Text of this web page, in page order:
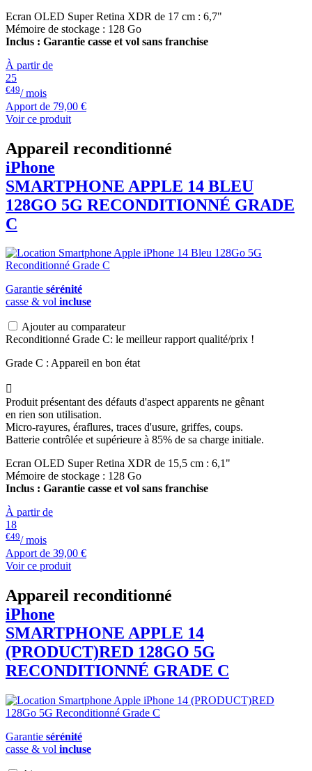
Ecran OLED Super Retina XDR de 17 cm : 6,7"
Mémoire de stockage : 128 Go
Inclus : Garantie casse et vol sans franchise
À partir de
25
€49/ mois
Apport de 79,00 €
Voir ce produit
Appareil reconditionné
iPhone
SMARTPHONE APPLE 14 BLEU
128GO 5G RECONDITIONNÉ GRADE
C
Garantie sérénité
casse & vol incluse
Ajouter au comparateur
Reconditionné Grade C: le meilleur rapport qualité/prix !
Grade C : Appareil en bon état

Produit présentant des défauts d'aspect apparents ne gênant
en rien son utilisation.
Micro-rayures, éraflures, traces d'usure, griffes, coups.
Batterie contrôlée et supérieure à 85% de sa charge initiale.
Ecran OLED Super Retina XDR de 15,5 cm : 6,1"
Mémoire de stockage : 128 Go
Inclus : Garantie casse et vol sans franchise
À partir de
18
€49/ mois
Apport de 39,00 €
Voir ce produit
Appareil reconditionné
iPhone
SMARTPHONE APPLE 14
(PRODUCT)RED 128GO 5G
RECONDITIONNÉ GRADE C
Garantie sérénité
casse & vol incluse